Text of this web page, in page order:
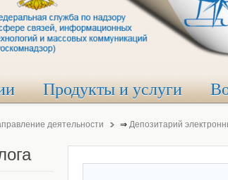
Продукты и услуги
деятельности ⇒ Депозитарий